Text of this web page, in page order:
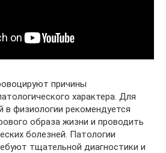
причины
характера. Для
в физиологии рекомендуется
образа жизни и проводить
болезней. Патологии
тщательной диагностики и